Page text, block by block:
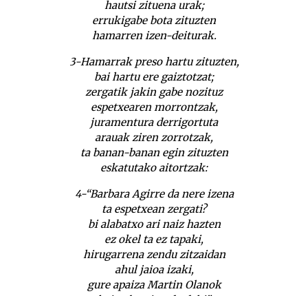
hautsi zituena urak;
errukigabe bota zituzten
hamarren izen-deiturak.
3-Hamarrak preso hartu zituzten,
bai hartu ere gaiztotzat;
zergatik jakin gabe nozituz
espetxearen morrontzak,
juramentura derrigortuta
arauak ziren zorrotzak,
ta banan-banan egin zituzten
eskatutako aitortzak:
4-“Barbara Agirre da nere izena
ta espetxean zergati?
bi alabatxo ari naiz hazten
ez okel ta ez tapaki,
hirugarrena zendu zitzaidan
ahul jaioa izaki,
gure apaiza Martin Olanok